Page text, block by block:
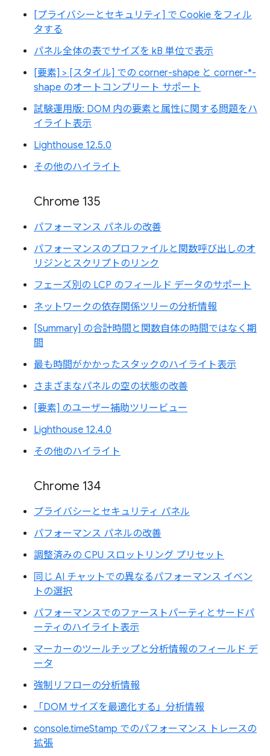
[プライバシーとセキュリティ] で Cookie をフィル
タする
パネル全体の表でサイズを kB 単位で表示
[要素] > [スタイル] での corner-shape と corner-*-
shape のオートコンプリート サポート
試験運用版: DOM 内の要素と属性に関する問題をハ
イライト表示
Lighthouse 12.5.0
その他のハイライト
Chrome 135
パフォーマンス パネルの改善
パフォーマンスのプロファイルと関数呼び出しのオ
リジンとスクリプトのリンク
フェーズ別の LCP のフィールド データのサポート
ネットワークの依存関係ツリーの分析情報
[Summary] の合計時間と関数自体の時間ではなく期
間
最も時間がかかったスタックのハイライト表示
さまざまなパネルの空の状態の改善
[要素] のユーザー補助ツリービュー
Lighthouse 12.4.0
その他のハイライト
Chrome 134
プライバシーとセキュリティ パネル
パフォーマンス パネルの改善
調整済みの CPU スロットリング プリセット
同じ AI チャットでの異なるパフォーマンス イベン
トの選択
パフォーマンスでのファーストパーティとサードパ
ーティのハイライト表示
マーカーのツールチップと分析情報のフィールド デ
ータ
強制リフローの分析情報
「DOM サイズを最適化する」分析情報
console.timeStamp でのパフォーマンス トレースの
拡張